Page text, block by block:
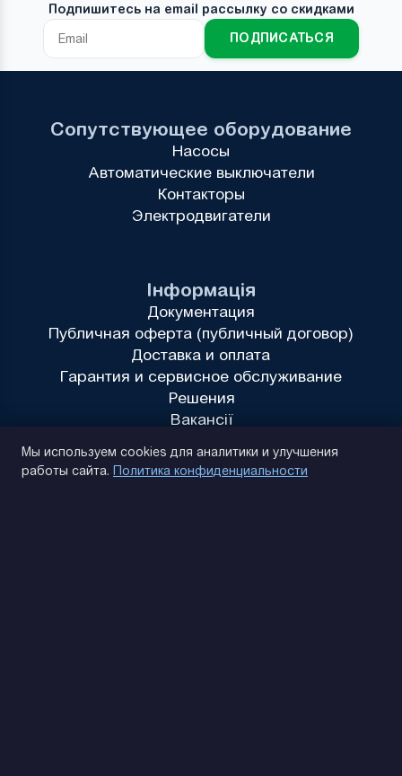
Подпишитесь на email рассылку со скидками
ПОДПИСАТЬСЯ
Інформація
Документация
Публичная оферта (публичный договор)
Доставка и оплата
Гарантия и сервисное обслуживание
Решения
Вакансії
Сопутствующее оборудование
Насосы
Автоматические выключатели
Контакторы
Электродвигатели
Мы используем cookies для аналитики и улучшения
работы сайта. Политика конфиденциальности